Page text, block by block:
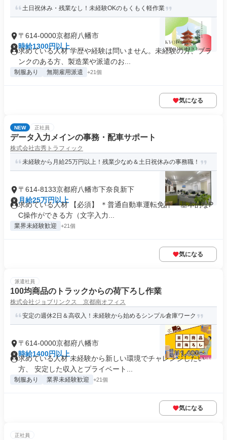
土日祝休み・残業なし！未経験OKのもくもく軽作業
〒614-0000京都府八幡市
時給1300円以上
求めている人材 学歴や経験は問いません。未経験の方、ブラ
ンクのある方、製造業や派遣のお...
制服あり 無期雇用派遣 +21個
気になる
NEW 正社員
データ入力メインの事務・配車サポート
株式会社吉秀トラフィック
未経験から月給25万円以上！残業少なめ＆土日祝休みの事務職！
〒614-8133京都府八幡市下奈良新下
月給25万円以上
求めている人材 【必須】 ＊普通自動車運転免許 ＊基本的なP
C操作ができる方（文字入力...
業界未経験歓迎 +21個
気になる
派遣社員
100均商品のトラックからの荷下ろし作業
株式会社ジョブリンクス 京都南オフィス
安定の週休2日＆高収入！未経験から始めるシンプル倉庫ワーク
〒614-0000京都府八幡市
時給1400円以上
求めている人材 未経験から新しい環境でチャレンジしたい
方、 安定した収入とプライベート...
制服あり 業界未経験歓迎 +21個
気になる
正社員